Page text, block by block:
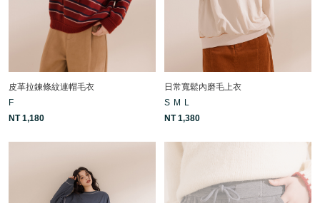
皮革拉鍊條紋連帽毛衣
F
NT 1,180
日常寬鬆內磨毛上衣
S M L
NT 1,380